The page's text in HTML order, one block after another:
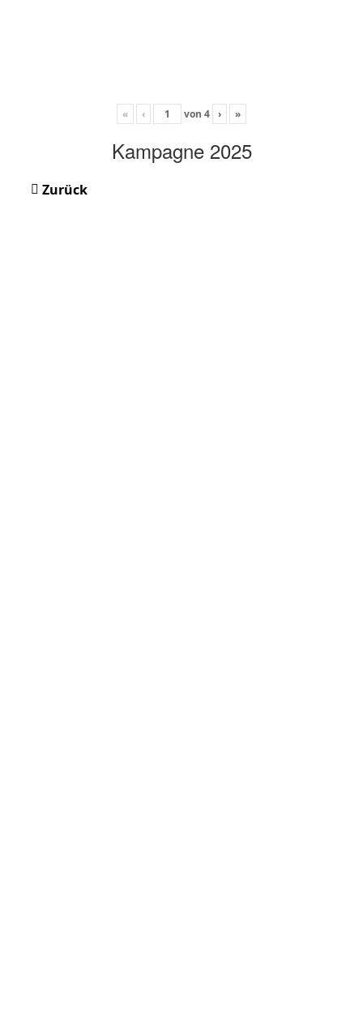
« ‹ von 4 › »
Kampagne 2025
Zurück